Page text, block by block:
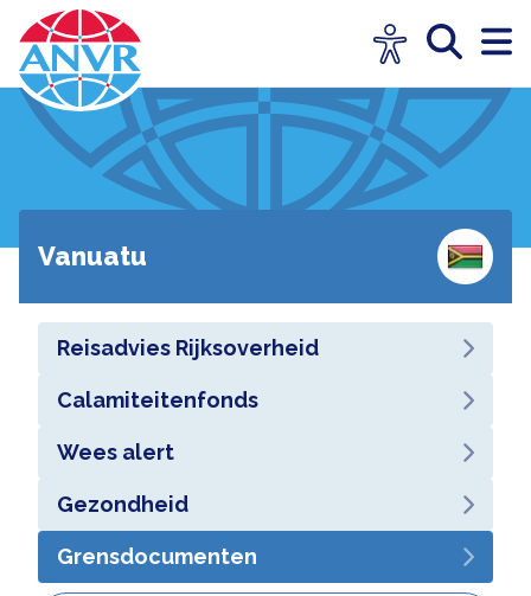
Vanuatu
Reisadvies Rijksoverheid
Calamiteitenfonds
Wees alert
Gezondheid
Grensdocumenten